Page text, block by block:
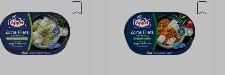
n
t
i
n
t
i